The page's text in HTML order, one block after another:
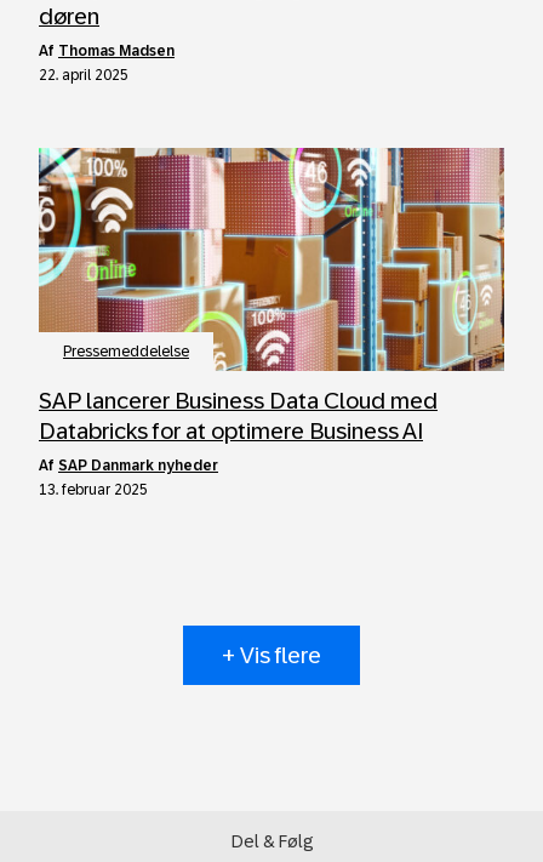
døren
af Thomas Madsen
22. april 2025
Pressemeddelelse
SAP lancerer Business Data Cloud med
Databricks for at optimere Business AI
af SAP Danmark nyheder
13. februar 2025
+ Vis flere
Del & Følg